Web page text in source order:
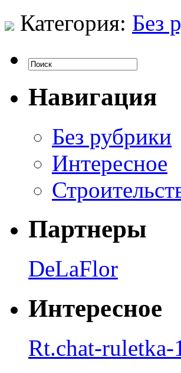
Категория: Без
Навигация
Без рубрики
Интересное
Партнеры
DeLaFlor
Интересное
Rt.chat-ruletka-